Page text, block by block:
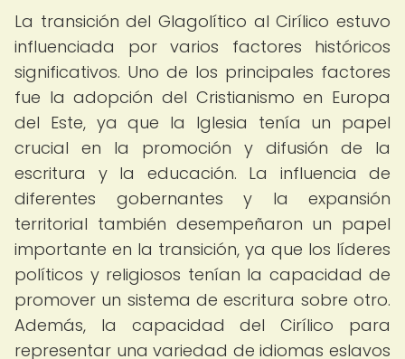
La transición del Glagolítico al Cirílico estuvo
influenciada por varios factores históricos
significativos. Uno de los principales factores
fue la adopción del Cristianismo en Europa
del Este, ya que la Iglesia tenía un papel
crucial en la promoción y difusión de la
escritura y la educación. La influencia de
diferentes gobernantes y la expansión
territorial también desempeñaron un papel
importante en la transición, ya que los líderes
políticos y religiosos tenían la capacidad de
promover un sistema de escritura sobre otro.
Además, la capacidad del Cirílico para
representar una variedad de idiomas eslavos